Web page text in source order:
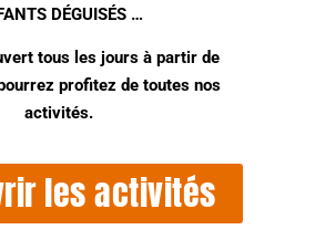
DÉGUISÉS …
tous les jours à partir de
profitez de toutes nos
activités.
les activités